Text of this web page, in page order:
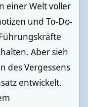
einer Welt voller
und To-Do-
Aber sieh
des Vergessens
entwickelt.